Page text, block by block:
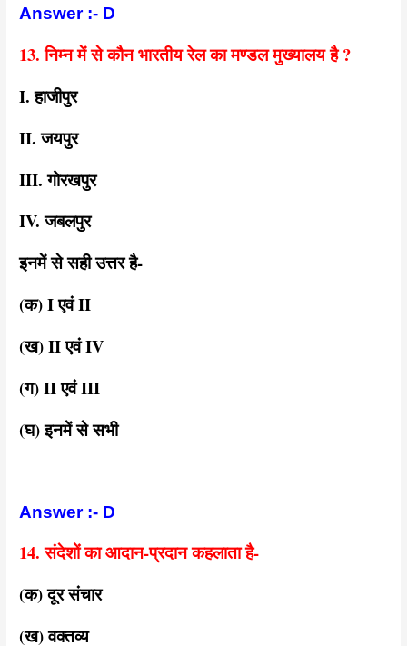
Answer :- D
13. निम्न में से कौन भारतीय रेल का मण्डल मुख्यालय है ?
I. हाजीपुर
II. जयपुर
III. गोरखपुर
IV. जबलपुर
इनमें से सही उत्तर है-
(क) I एवं II
(ख) II एवं IV
(ग) II एवं III
(घ) इनमें से सभी
Answer :- D
14. संदेशों का आदान-प्रदान कहलाता है-
(क) दूर संचार
(ख) वक्तव्य